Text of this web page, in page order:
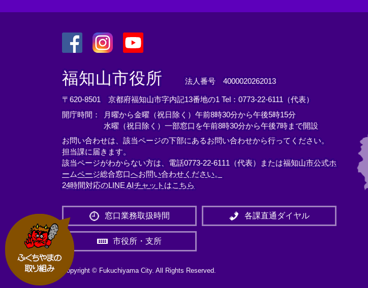
外
部
リ
ン
ク
外
部
リ
ン
ク
外
部
リ
ン
ク
＞
福知山市役所 法人番号 4000020262013
〒620-8501 京都府福知山市字内記13番地の1 Tel：0773-22-6111（代表）
開庁時間： 月曜から金曜（祝日除く）午前8時30分から午後5時15分
水曜（祝日除く）一部窓口を午前8時30分から午後7時まで開設
お問い合わせは、該当ページの下部にあるお問い合わせから行ってください。
担当課に届きます。
該当ページがわからない方は、電話0773-22-6111（代表）または福知山市公式ホ
ームページ総合窓口へお問い合わせください。
24時間対応のLINE AIチャットはこちら
外
部
リ
窓口業務取扱時間 各課直通ダイヤル
市役所・支所
Copyright © Fukuchiyama City. All Rights Reserved.